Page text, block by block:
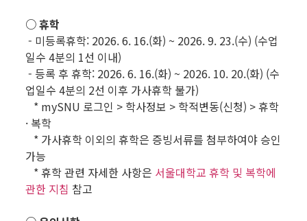
○ 휴학
- 미등록휴학: 2026. 6. 16.(화) ~ 2026. 9. 23.(수) (수업
일수 4분의 1선 이내)
- 등록 후 휴학: 2026. 6. 16.(화) ~ 2026. 10. 20.(화) (수
업일수 4분의 2선 이후 가사휴학 불가)
* mySNU 로그인 > 학사정보 > 학적변동(신청) > 휴학
· 복학
* 가사휴학 이외의 휴학은 증빙서류를 첨부하여야 승인
가능
* 휴학 관련 자세한 사항은 서울대학교 휴학 및 복학에
관한 지침 참고